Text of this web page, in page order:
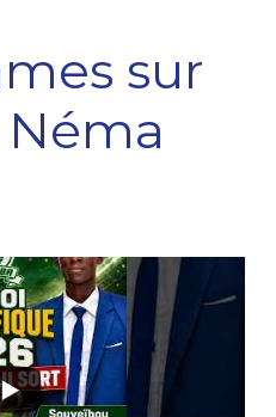
sur
Néma